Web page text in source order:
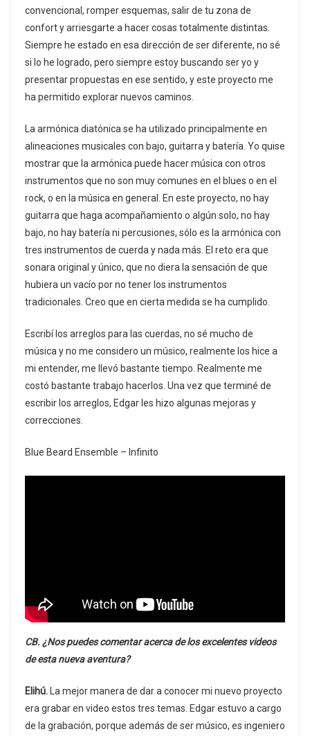
convencional, romper esquemas, salir de tu zona de
confort y arriesgarte a hacer cosas totalmente distintas.
Siempre he estado en esa dirección de ser diferente, no sé
si lo he logrado, pero siempre estoy buscando ser yo y
presentar propuestas en ese sentido, y este proyecto me
ha permitido explorar nuevos caminos.
La armónica diatónica se ha utilizado principalmente en
alineaciones musicales con bajo, guitarra y batería. Yo quise
mostrar que la armónica puede hacer música con otros
instrumentos que no son muy comunes en el blues o en el
rock, o en la música en general. En este proyecto, no hay
guitarra que haga acompañamiento o algún solo, no hay
bajo, no hay batería ni percusiones, sólo es la armónica con
tres instrumentos de cuerda y nada más. El reto era que
sonara original y único, que no diera la sensación de que
hubiera un vacío por no tener los instrumentos
tradicionales. Creo que en cierta medida se ha cumplido.
Escribí los arreglos para las cuerdas, no sé mucho de
música y no me considero un músico, realmente los hice a
mi entender, me llevó bastante tiempo. Realmente me
costó bastante trabajo hacerlos. Una vez que terminé de
escribir los arreglos, Edgar les hizo algunas mejoras y
correcciones.
Blue Beard Ensemble – Infinito
CB. ¿Nos puedes comentar acerca de los excelentes videos
de esta nueva aventura?
Elihú. La mejor manera de dar a conocer mi nuevo proyecto
era grabar en video estos tres temas. Edgar estuvo a cargo
de la grabación, porque además de ser músico, es ingeniero